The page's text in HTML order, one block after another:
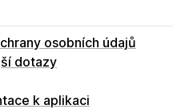
osobních údajů
dotazy
k aplikaci